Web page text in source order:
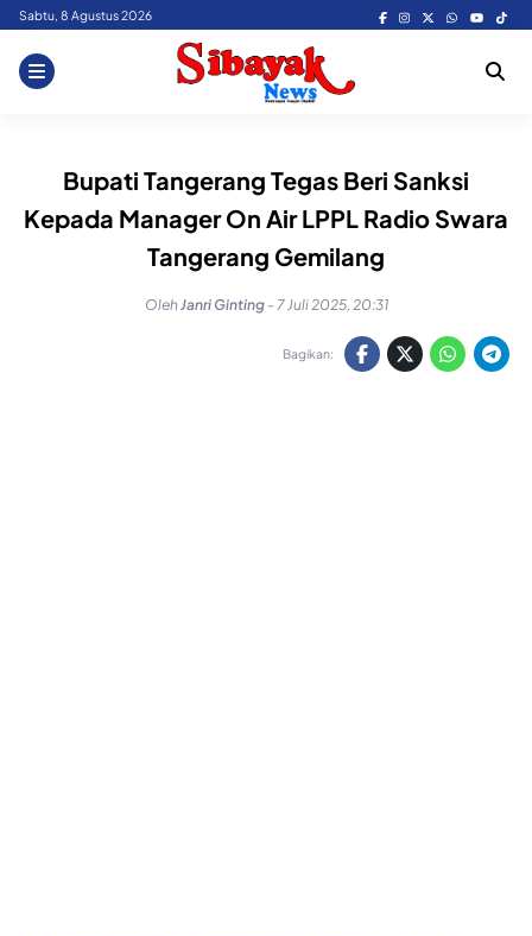
Skip
content
Sabtu, 8 Agustus 2026
Bupati Tangerang Tegas Beri Sanksi
Kepada Manager On Air LPPL Radio Swara
Tangerang Gemilang
OlehJanri Ginting - 7 Juli 2025, 20:31
Bagikan: